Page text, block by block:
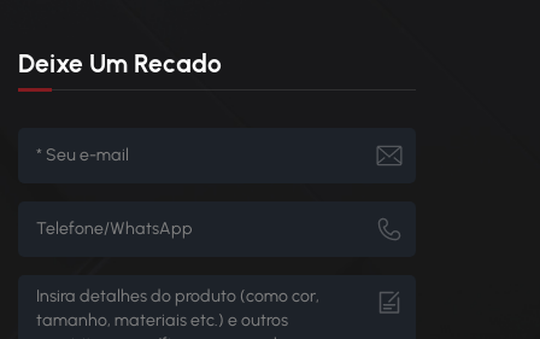
Deixe Um Recado